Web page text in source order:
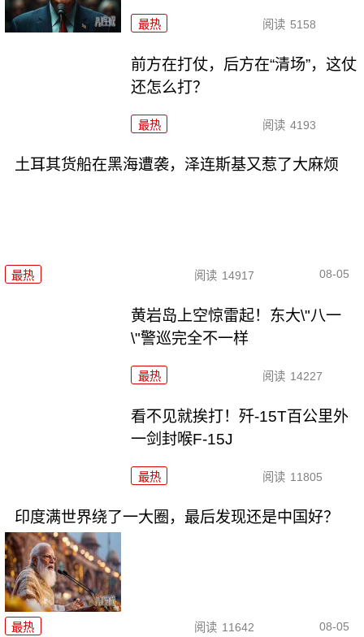
最热 阅读 5158
前方在打仗，后方在“清场”，这仗
还怎么打？
最热 阅读 4193
土耳其货船在黑海遭袭，泽连斯基又惹了大麻烦
最热 阅读 14917 08-05
黄岩岛上空惊雷起！东大\"八一
\"警巡完全不一样
最热 阅读 14227
看不见就挨打！歼-15T百公里外
一剑封喉F-15J
最热 阅读 11805
印度满世界绕了一大圈，最后发现还是中国好？
最热 阅读 11642 08-05